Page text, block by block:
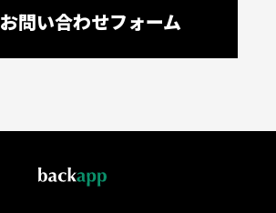
お問い合わせフォーム